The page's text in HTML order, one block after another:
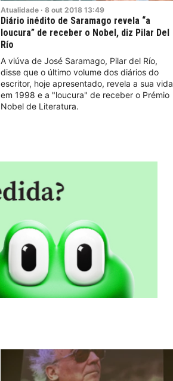
Atualidade · 8 out 2018 13:49
Diário inédito de Saramago revela “a
loucura” de receber o Nobel, diz Pilar Del
Río
A viúva de José Saramago, Pilar del Río,
disse que o último volume dos diários do
escritor, hoje apresentado, revela a sua vida
em 1998 e a "loucura" de receber o Prémio
Nobel de Literatura.